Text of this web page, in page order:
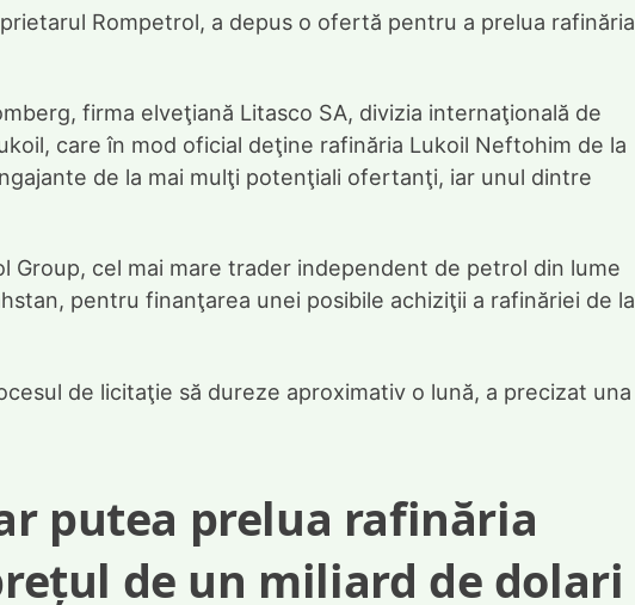
Rompetrol, a depus o ofertă pentru a prelua rafinăria
firma elveţiană Litasco SA, divizia internaţională de
care în mod oficial deţine rafinăria Lukoil Neftohim de la
de la mai mulţi potenţiali ofertanţi, iar unul dintre
Group, cel mai mare trader independent de petrol din lume
pentru finanţarea unei posibile achiziţii a rafinăriei de la
de licitaţie să dureze aproximativ o lună, a precizat una
putea prelua rafinăria
de un miliard de dolari